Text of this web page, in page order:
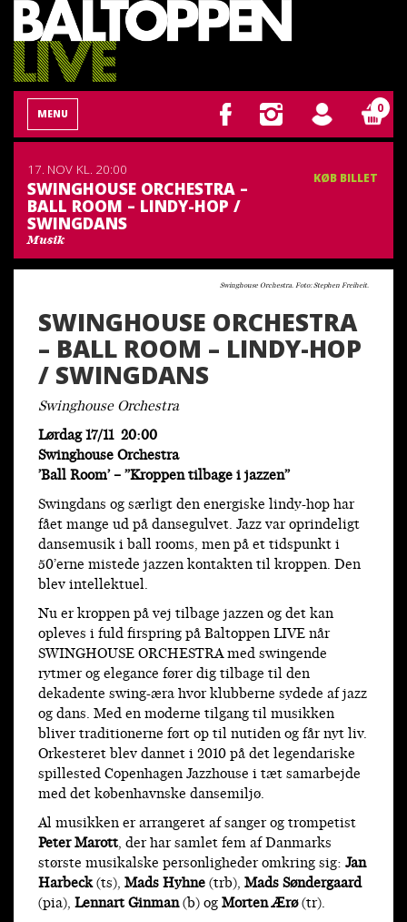
MENU 0
17. NOV KL. 20:00
SWINGHOUSE ORCHESTRA –
BALL ROOM – LINDY-HOP /
SWINGDANS
Musik
KØB BILLET
Swinghouse Orchestra. Foto: Stephen Freiheit.
SWINGHOUSE ORCHESTRA
– BALL ROOM – LINDY-HOP
/ SWINGDANS
Swinghouse Orchestra
Lørdag 17/11 20:00
Swinghouse Orchestra
’Ball Room’ – ”Kroppen tilbage i jazzen”
Swingdans og særligt den energiske lindy-hop har
fået mange ud på dansegulvet. Jazz var oprindeligt
dansemusik i ball rooms, men på et tidspunkt i
50’erne mistede jazzen kontakten til kroppen. Den
blev intellektuel.
Nu er kroppen på vej tilbage jazzen og det kan
opleves i fuld firspring på Baltoppen LIVE når
SWINGHOUSE ORCHESTRA med swingende
rytmer og elegance fører dig tilbage til den
dekadente swing-æra hvor klubberne sydede af jazz
og dans. Med en moderne tilgang til musikken
bliver traditionerne ført op til nutiden og får nyt liv.
Orkesteret blev dannet i 2010 på det legendariske
spillested Copenhagen Jazzhouse i tæt samarbejde
med det københavnske dansemiljø.
Al musikken er arrangeret af sanger og trompetist
Peter Marott, der har samlet fem af Danmarks
største musikalske personligheder omkring sig: Jan
Harbeck(ts), Mads Hyhne(trb), Mads Søndergaard
(pia), Lennart Ginman(b) ogMorten Ærø(tr).